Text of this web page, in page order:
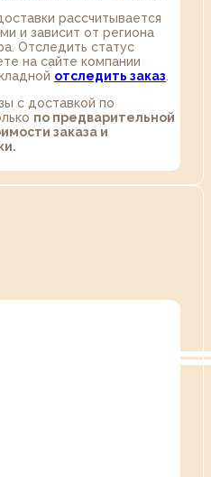
рассчитывается
и зависит от региона
Отследить статус
на сайте компании
отследить заказ
с доставкой по
по предварительной
заказа и